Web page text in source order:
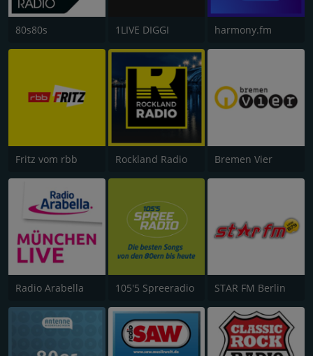
80s80s 1LIVE DIGGI harmony.fm
Fritz vom rbb Rockland Radio Bremen Vier
Radio Arabella 105'5 Spreeradio STAR FM Berlin